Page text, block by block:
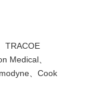
TRACOE
Medical、
、Cook